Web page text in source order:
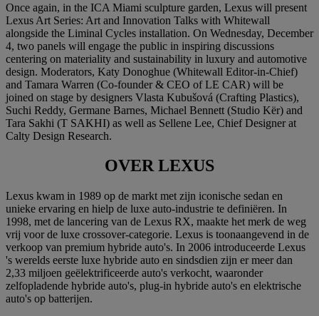
Once again, in the ICA Miami sculpture garden, Lexus will present
Lexus Art Series: Art and Innovation Talks with Whitewall
alongside the Liminal Cycles installation. On Wednesday, December
4, two panels will engage the public in inspiring discussions
centering on materiality and sustainability in luxury and automotive
design. Moderators, Katy Donoghue (Whitewall Editor-in-Chief)
and Tamara Warren (Co-founder & CEO of LE CAR) will be
joined on stage by designers Vlasta Kubušová (Crafting Plastics),
Suchi Reddy, Germane Barnes, Michael Bennett (Studio Kër) and
Tara Sakhi (T SAKHI) as well as Sellene Lee, Chief Designer at
Calty Design Research.
OVER LEXUS
Lexus kwam in 1989 op de markt met zijn iconische sedan en
unieke ervaring en hielp de luxe auto-industrie te definiëren. In
1998, met de lancering van de Lexus RX, maakte het merk de weg
vrij voor de luxe crossover-categorie. Lexus is toonaangevend in de
verkoop van premium hybride auto's. In 2006 introduceerde Lexus
's werelds eerste luxe hybride auto en sindsdien zijn er meer dan
2,33 miljoen geëlektrificeerde auto's verkocht, waaronder
zelfopladende hybride auto's, plug-in hybride auto's en elektrische
auto's op batterijen.